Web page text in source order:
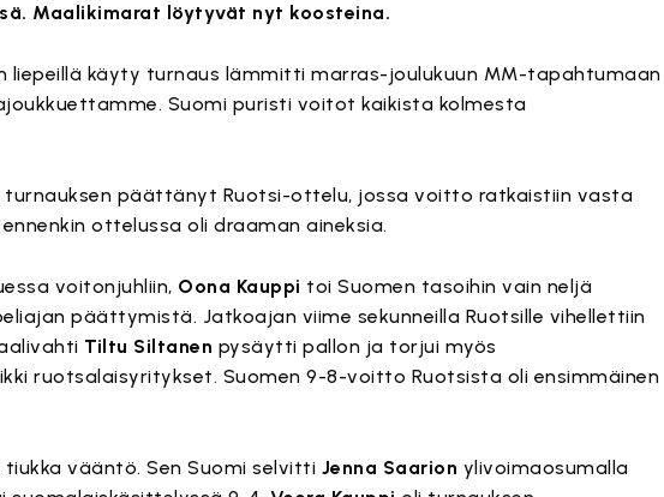
Maalikimarat löytyvät nyt koosteina.
liepeillä käyty turnaus lämmitti marras-joulukuun MM-tapahtumaan
Suomi puristi voitot kaikista kolmesta
turnauksen päättänyt Ruotsi-ottelu, jossa voitto ratkaistiin vasta
ottelussa oli draaman aineksia.
voitonjuhliin, Oona Kauppi toi Suomen tasoihin vain neljä
päättymistä. Jatkoajan viime sekunneilla Ruotsille vihellettiin
Tiltu Siltanen pysäytti pallon ja torjui myös
ruotsalaisyritykset. Suomen 9-8-voitto Ruotsista oli ensimmäinen
vääntö. Sen Suomi selvitti Jenna Saarion ylivoimaosumalla